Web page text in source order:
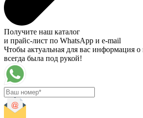
Получите наш каталог
и прайс-лист по WhatsApp и e-mail
Чтобы актуальная для вас информация о
всегда была под рукой!